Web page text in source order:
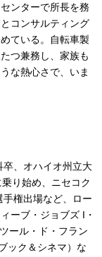
ンターで所長を務
コンサルティング
ている。自転車製
つ兼務し、家族も
な熱心さで、いま
、オハイオ州立大
り始め、ニセコク
権出場など、ロー
ーブ・ジョブズ I・
ール・ド・フラン
ック＆シネマ）な